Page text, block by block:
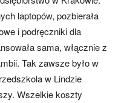
laptopów, pozbierała
i podręczniki dla
sama, włącznie z
Tak zawsze było w
w Lindzie
Wszelkie kosz­ty